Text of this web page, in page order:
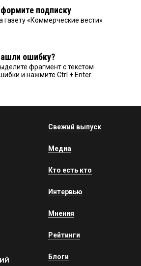
подписку
газету «Коммерческие вести»
ошибку?
фрагмент с текстом
и нажмите Ctrl + Enter.
Свежий выпуск
Медиа
Кто есть кто
Интервью
Мнения
Рейтинги
Блоги